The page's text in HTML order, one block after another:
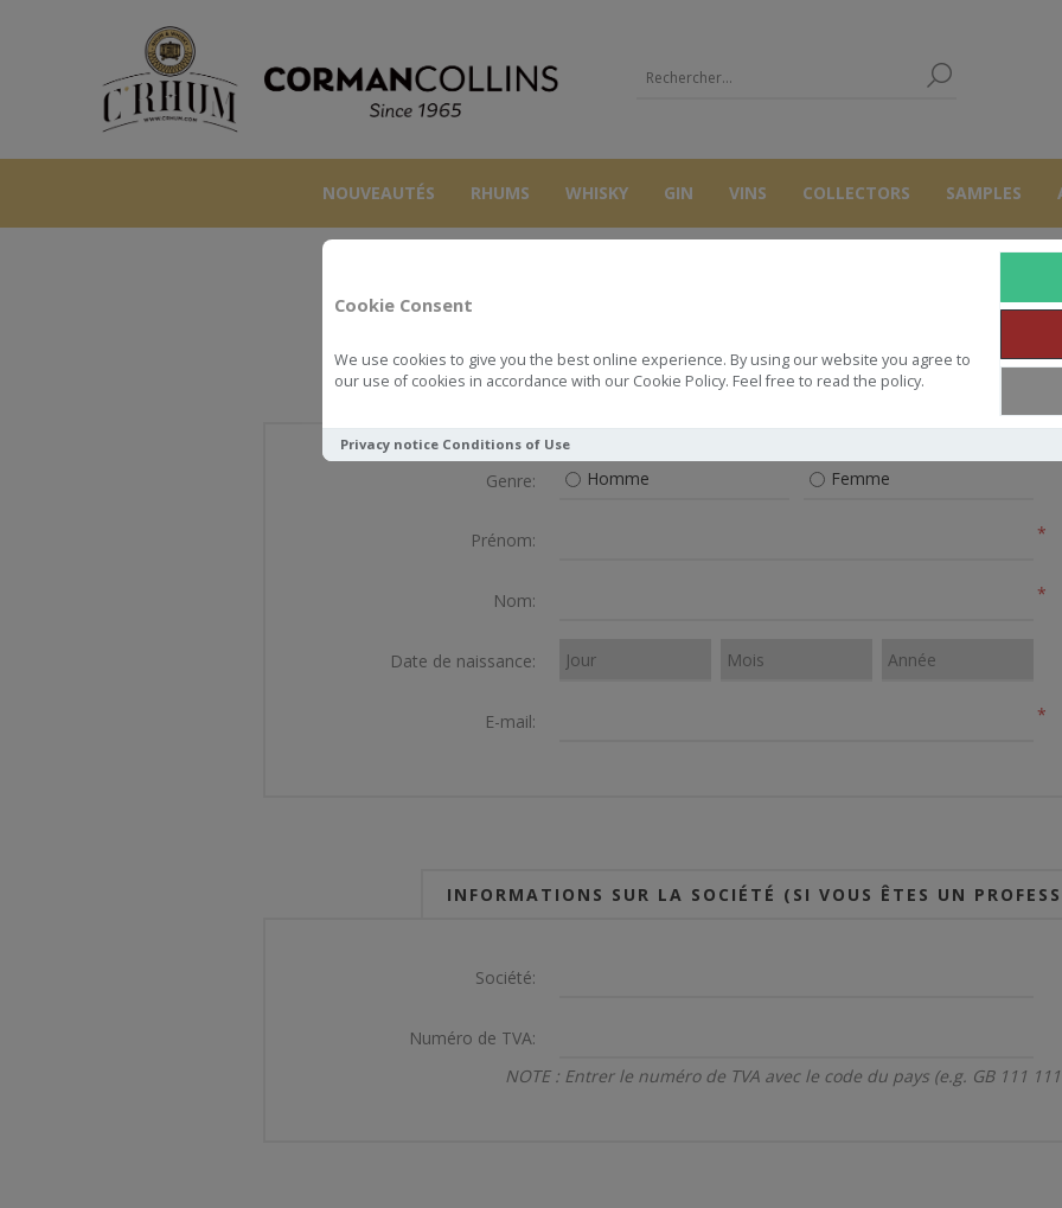
Cookie Consent
We use cookies to give you the best online experience. By using our website you agree to
our use of cookies in accordance with our Cookie Policy. Feel free to read the policy.
Privacy notice Conditions of Use
NOUVEAUTÉS RHUMS WHISKY GIN VINS COLLECTORS SAMPLES
Genre: Homme Femme
Prénom: *
Nom: *
Date de naissance:
E-mail: *
INFORMATIONS SUR LA SOCIÉTÉ (SI VOUS ÊTES UN
Société:
Numéro de TVA:
NOTE : Entrer le numéro de TVA avec le code du pays (e.g. GB 111